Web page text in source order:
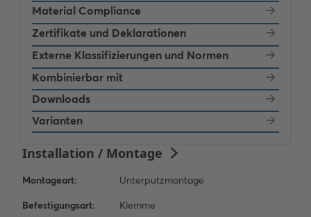
Material Compliance
Zertifikate und Deklarationen
Externe Klassifizierungen und Normen
Kombinierbar mit
Downloads
Varianten